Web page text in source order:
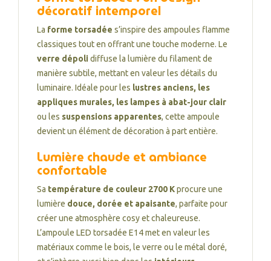
décoratif intemporel
La forme torsadée s’inspire des ampoules flamme
classiques tout en offrant une touche moderne. Le
verre dépolidiffuse la lumière du filament de
manière subtile, mettant en valeur les détails du
luminaire. Idéale pour les lustres anciens, les
appliques murales, les lampes à abat-jour clair
ou les suspensions apparentes, cette ampoule
devient un élément de décoration à part entière.
Lumière chaude et ambiance
confortable
Sa température de couleur 2700 Kprocure une
lumière douce, dorée et apaisante, parfaite pour
créer une atmosphère cosy et chaleureuse.
L’ampoule LED torsadée E14 met en valeur les
matériaux comme le bois, le verre ou le métal doré,